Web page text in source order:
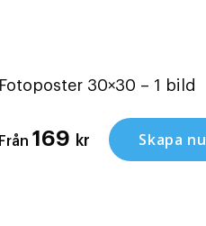
Fotoposter 30×30 – 1 bild
Från 169 kr Skapa nu